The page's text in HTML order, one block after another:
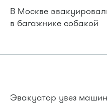
В Москве
в багажнике собакой
Эвакуатор увез